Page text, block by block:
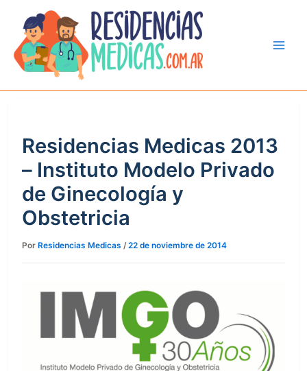
contenido
Residencias Medicas 2013
– Instituto Modelo Privado
de Ginecología y
Obstetricia
Por Residencias Medicas /22 de noviembre de 2014